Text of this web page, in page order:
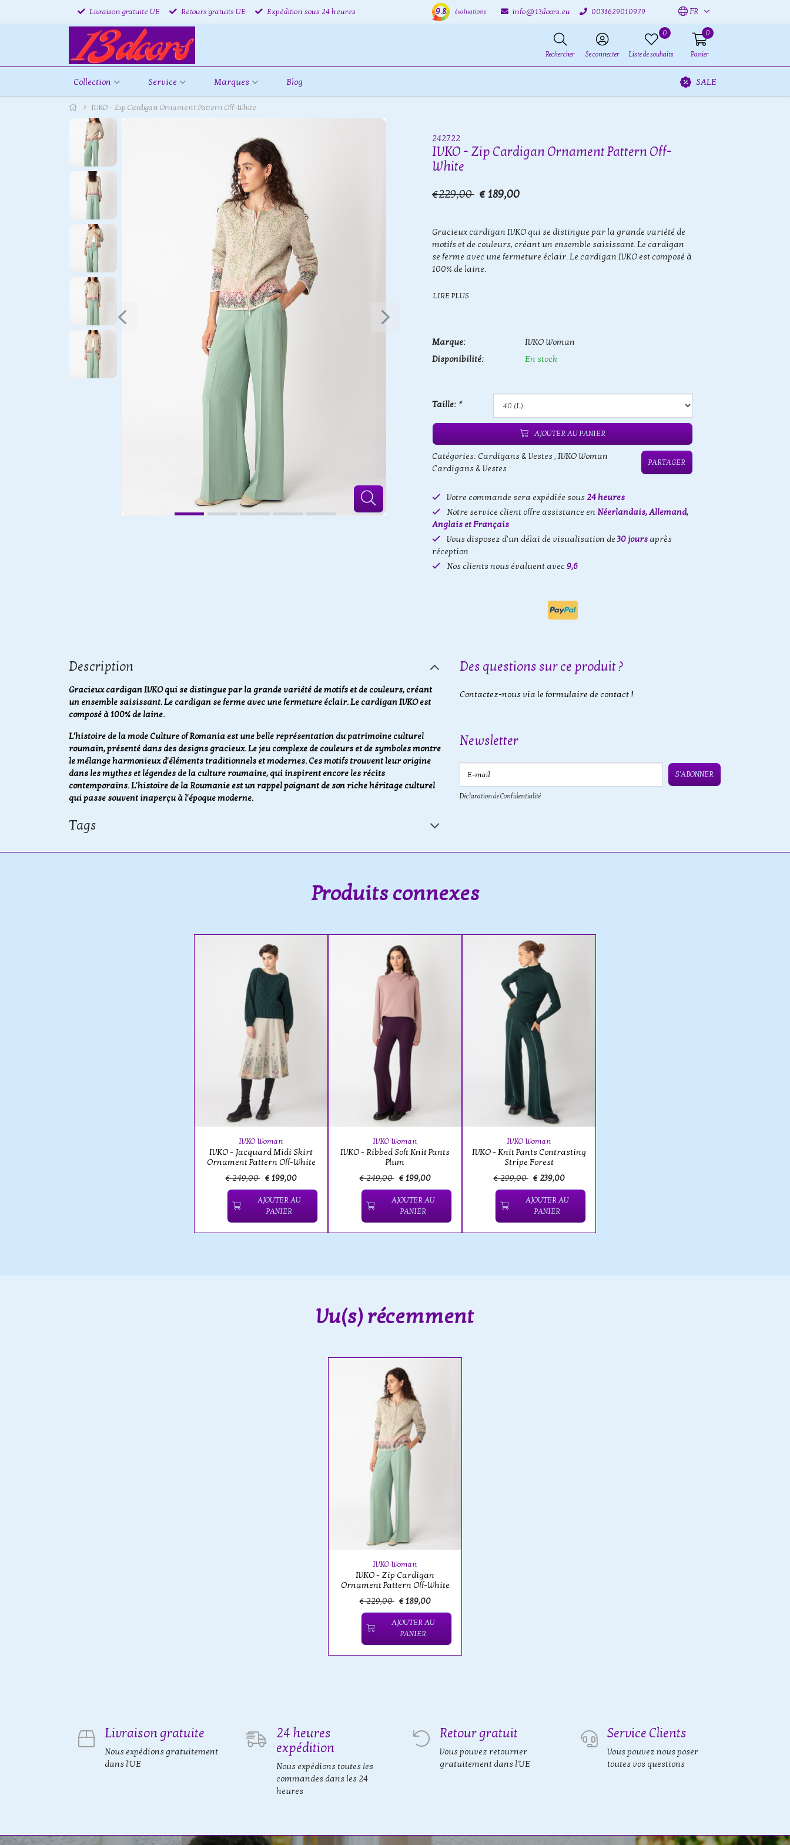
Livraison gratuite UE Retours gratuits UE Expédition sous 24 heures 9.8 évaluations info@13doors.eu 0031629010979 FR
Rechercher Se connecter
0
Liste de souhaits
0
Panier
Collection Service Marques Blog SALE
IVKO - Zip Cardigan Ornament Pattern Off-White
242722
IVKO - Zip Cardigan Ornament Pattern Off-
White
€229,00 € 189,00
Gracieux cardigan IVKO qui se distingue par la grande variété de
motifs et de couleurs, créant un ensemble saisissant. Le cardigan
se ferme avec une fermeture éclair. Le cardigan IVKO est composé à
100% de laine.
LIRE PLUS
Marque:
IVKO Woman
Disponibilité:
En stock
Taille: *
AJOUTER AU PANIER
Catégories: Cardigans & Vestes, IVKO Woman
Cardigans & Vestes
PARTAGER
Votre commande sera expédiée sous24 heures
Notre service client offre assistance en Néerlandais, Allemand,
Anglais et Français
Vous disposez d'un délai de visualisation de30 jours après
réception
Nos clients nous évaluent avec 9,6
Description
Gracieux cardigan IVKO qui se distingue par la grande variété de motifs et de couleurs, créant
un ensemble saisissant. Le cardigan se ferme avec une fermeture éclair. Le cardigan IVKO est
composé à 100% de laine.
L'histoire de la mode Culture of Romania est une belle représentation du patrimoine culturel
roumain, présenté dans des designs gracieux. Le jeu complexe de couleurs et de symboles montre
le mélange harmonieux d'éléments traditionnels et modernes. Ces motifs trouvent leur origine
dans les mythes et légendes de la culture roumaine, qui inspirent encore les récits
contemporains. L'histoire de la Roumanie est un rappel poignant de son riche héritage culturel
qui passe souvent inaperçu à l'époque moderne.
Tags
Des questions sur ce produit ?
Contactez-nous via le formulaire de contact !
Newsletter
E-mail
S'ABONNER
Déclaration de Confidentialité
Produits connexes
IVKO Woman
IVKO - Jacquard Midi Skirt
Ornament Pattern Off-White
€ 249,00 € 199,00
AJOUTER AU
PANIER
IVKO Woman
IVKO - Ribbed Soft Knit Pants
Plum
€ 249,00 € 199,00
AJOUTER AU
PANIER
IVKO Woman
IVKO - Knit Pants Contrasting
Stripe Forest
€ 299,00 € 239,00
AJOUTER AU
PANIER
Vu(s) récemment
IVKO Woman
IVKO - Zip Cardigan
Ornament Pattern Off-White
€ 229,00 € 189,00
AJOUTER AU
PANIER
Livraison gratuite
Nous expédions gratuitement
dans l'UE
24 heures
expédition
Nous expédions toutes les
commandes dans les 24
heures
Retour gratuit
Vous pouvez retourner
gratuitement dans l'UE
Service Clients
Vous pouvez nous poser
toutes vos questions